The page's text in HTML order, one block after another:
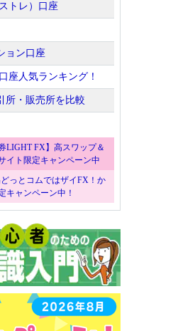
トレ）口座
ョン口座
座人気ランキング！
所・販売所を比較
LIGHT FX】高スワップ＆
イト限定キャンペーン中
っとコムではザイFX！か
キャンペーン中！